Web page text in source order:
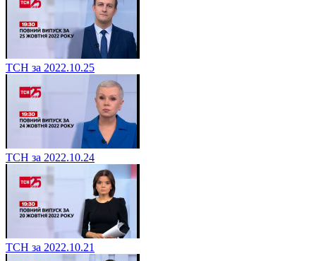
ТСН за 2022.10.25
ТСН за 2022.10.24
ТСН за 2022.10.21